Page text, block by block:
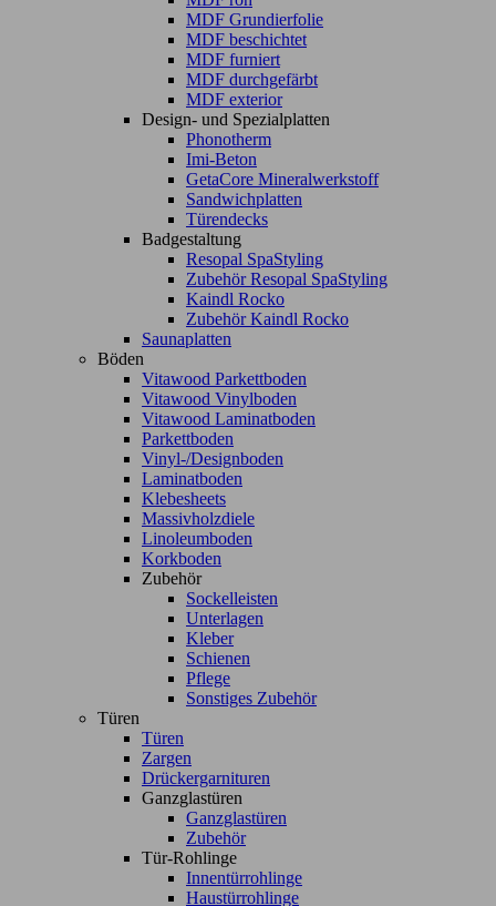
MDF Grundierfolie
MDF beschichtet
MDF furniert
MDF durchgefärbt
MDF exterior
Design- und Spezialplatten
Phonotherm
Imi-Beton
GetaCore Mineralwerkstoff
Sandwichplatten
Türendecks
Badgestaltung
Resopal SpaStyling
Zubehör Resopal SpaStyling
Kaindl Rocko
Zubehör Kaindl Rocko
Saunaplatten
Böden
Vitawood Parkettboden
Vitawood Vinylboden
Vitawood Laminatboden
Parkettboden
Vinyl-/Designboden
Laminatboden
Klebesheets
Massivholzdiele
Linoleumboden
Korkboden
Zubehör
Sockelleisten
Unterlagen
Kleber
Schienen
Pflege
Sonstiges Zubehör
Türen
Türen
Zargen
Drückergarnituren
Ganzglastüren
Ganzglastüren
Zubehör
Tür-Rohlinge
Innentürrohlinge
Haustürrohlinge